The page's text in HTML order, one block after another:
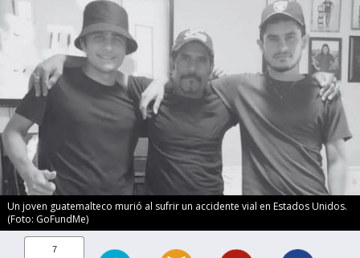
Un joven guatemalteco murió al sufrir un accidente vial en Estados Unidos.
(Foto: GoFundMe)
7